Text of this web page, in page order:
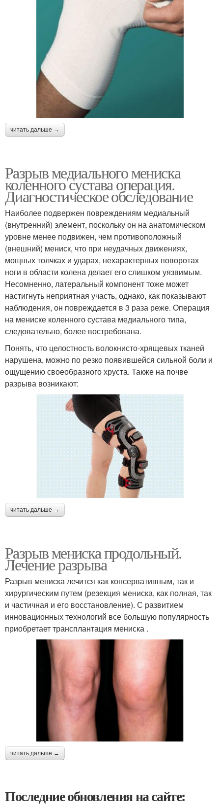
читать дальше →
Разрыв медиального мениска
коленного сустава операция.
Диагностическое обследование
Наиболее подвержен повреждениям медиальный
(внутренний) элемент, поскольку он на анатомическом
уровне менее подвижен, чем противоположный
(внешний) мениск, что при неудачных движениях,
мощных толчках и ударах, нехарактерных поворотах
ноги в области колена делает его слишком уязвимым.
Несомненно, латеральный компонент тоже может
настигнуть неприятная участь, однако, как показывают
наблюдения, он повреждается в 3 раза реже. Операция
на мениске коленного сустава медиального типа,
следовательно, более востребована.
Понять, что целостность волокнисто-хрящевых тканей
нарушена, можно по резко появившейся сильной боли и
ощущению своеобразного хруста. Также на почве
разрыва возникают:
читать дальше →
Разрыв мениска продольный.
Лечение разрыва
Разрыв мениска лечится как консервативным, так и
хирургическим путем (резекция мениска, как полная, так
и частичная и его восстановление). С развитием
инновационных технологий все большую популярность
приобретает трансплантация мениска .
читать дальше →
Последние обновления на сайте: